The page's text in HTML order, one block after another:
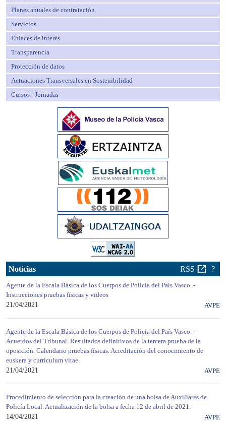
Planes anuales de contratación
Servicios
Enlaces de interés
Transparencia
Protección de datos
Actuaciones Transversales en Sostenibilidad
Cursos - Jornadas
Noticias RSS ?
Agente de la Escala Básica de los Cuerpos de Policía del País Vasco. -
Instrucciones pruebas físicas y videos
21/04/2021
AVPE
Agente de la Escala Básica de los Cuerpos de Policía del País Vasco. -
Acuerdos del Tribunal. Resultados definitivos de la tercera prueba de la
oposición. Calendario pruebas físicas. Acreditación del conocimiento de
euskera y curriculum vitae.
21/04/2021
AVPE
Procedimiento de selección para la creación de una bolsa de Auxiliares de
Policía Local. Actualización de la bolsa a fecha 12 de abril de 2021.
14/04/2021
AVPE